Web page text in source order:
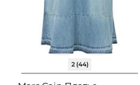
2 (44)